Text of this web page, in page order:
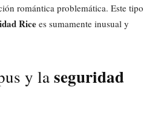
romántica problemática. Este tipo
Rice es sumamente inusual y
y laseguridad